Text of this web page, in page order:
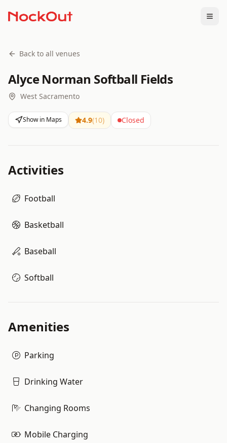
Back to all venues
Alyce Norman Softball Fields
West Sacramento
Show in Maps 4.9(10) Closed
Activities
Football
Basketball
Baseball
Softball
Amenities
Parking
Drinking Water
Changing Rooms
Mobile Charging